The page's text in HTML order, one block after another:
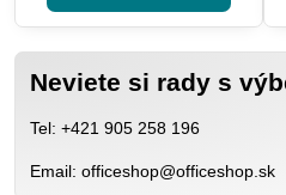
Neviete si rady s
Tel: +421 905 258 196
Email: officeshop@officeshop.sk